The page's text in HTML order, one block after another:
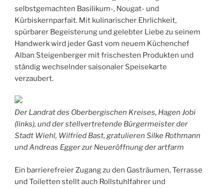
selbstgemachten Basilikum-, Nougat- und
Kürbiskernparfait. Mit kulinarischer Ehrlichkeit,
spürbarer Begeisterung und gelebter Liebe zu seinem
Handwerk wird jeder Gast vom neuem Küchenchef
Alban Steigenberger mit frischesten Produkten und
ständig wechselnder saisonaler Speisekarte
verzaubert.
Der Landrat des Oberbergischen Kreises, Hagen Jobi
(links), und der stellvertretende Bürgermeister der
Stadt Wiehl, Wilfried Bast, gratulieren Silke Rothmann
und Andreas Egger zur Neueröffnung der artfarm
Ein barrierefreier Zugang zu den Gasträumen, Terrasse
und Toiletten stellt auch Rollstuhlfahrer und